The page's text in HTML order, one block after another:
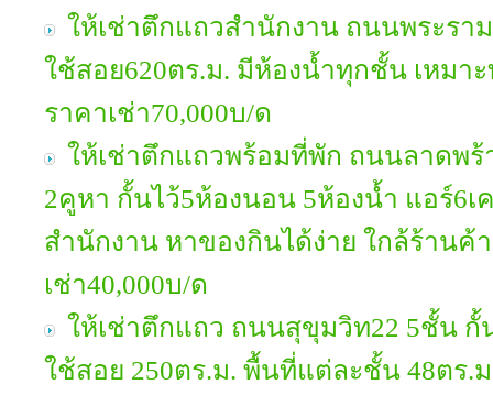
ให้เช่าตึกแถวสำนักงาน ถนนพระรา
ใช้สอย620ตร.ม. มีห้องน้ำทุกชั้น เหมา
ราคาเช่า70,000บ/ด
ให้เช่าตึกแถวพร้อมที่พัก ถนนลาดพร้
2คูหา กั้นไว้5ห้องนอน 5ห้องน้ำ แอร์6เ
สำนักงาน หาของกินได้ง่าย ใกล้ร้านค้
เช่า40,000บ/ด
ให้เช่าตึกแถว ถนนสุขุมวิท22 5ชั้น
ใช้สอย 250ตร.ม. พื้นที่แต่ละชั้น 48ตร.ม